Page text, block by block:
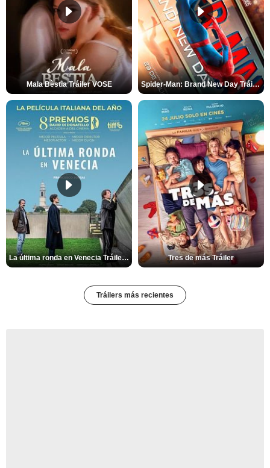
Mala Bèstia Tráiler VOSE Spider-Man: Brand New Day Tráiler (3)
La última ronda en Venecia Tráiler VOSE Tres de más Tráiler
Tráilers más recientes